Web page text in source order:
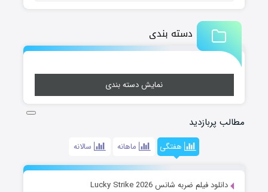
دسته بندی
نمایش دسته بندی
مطالب پربازدید
هفتگی ماهانه سالانه
دانلود فیلم ضربه شانس Lucky Strike 2026